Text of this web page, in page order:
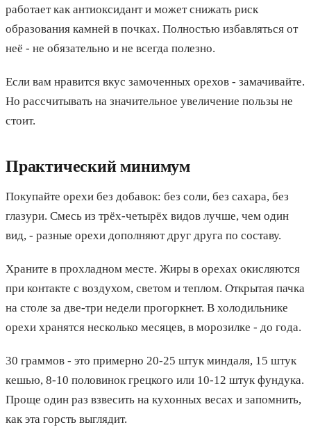
работает как антиоксидант и может снижать риск
образования камней в почках. Полностью избавляться от
неё - не обязательно и не всегда полезно.
Если вам нравится вкус замоченных орехов - замачивайте.
Но рассчитывать на значительное увеличение пользы не
стоит.
Практический минимум
Покупайте орехи без добавок: без соли, без сахара, без
глазури. Смесь из трёх-четырёх видов лучше, чем один
вид, - разные орехи дополняют друг друга по составу.
Храните в прохладном месте. Жиры в орехах окисляются
при контакте с воздухом, светом и теплом. Открытая пачка
на столе за две-три недели прогоркнет. В холодильнике
орехи хранятся несколько месяцев, в морозилке - до года.
30 граммов - это примерно 20-25 штук миндаля, 15 штук
кешью, 8-10 половинок грецкого или 10-12 штук фундука.
Проще один раз взвесить на кухонных весах и запомнить,
как эта горсть выглядит.